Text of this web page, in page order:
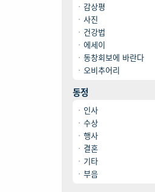
감상평
사진
건강법
에세이
동창회보에 바란다
오비추어리
동정
인사
수상
행사
결혼
기타
부음